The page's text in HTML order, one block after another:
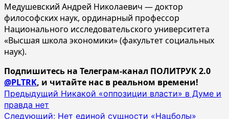
Медушевский Андрей Николаевич — доктор
философских наук, ординарный профессор
Национального исследовательского университета
«Высшая школа экономики» (факультет социальных
наук).
Подпишитесь на Телеграм-канал ПОЛИТРУК 2.0
@PLTRK, и читайте нас в реальном времени!
Навигация
записи
Предыдущий Никакой «оппозиции власти» в Думе и
правда нет
Следующий: Нет единой сущности «Нацболы»